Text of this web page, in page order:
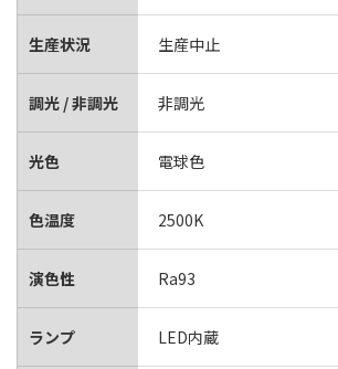
生産状況 生産中止
調光 / 非調光 非調光
光色 電球色
色温度 2500K
演色性 Ra93
ランプ LED内蔵